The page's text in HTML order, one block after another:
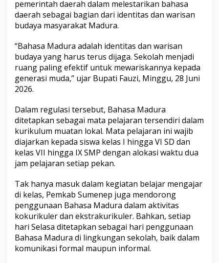
a
h
pemerintah daerah dalam melestarikan bahasa
daerah sebagai bagian dari identitas dan warisan
budaya masyarakat Madura.
“Bahasa Madura adalah identitas dan warisan
budaya yang harus terus dijaga. Sekolah menjadi
ruang paling efektif untuk mewariskannya kepada
generasi muda,” ujar Bupati Fauzi, Minggu, 28 Juni
2026.
Dalam regulasi tersebut, Bahasa Madura
ditetapkan sebagai mata pelajaran tersendiri dalam
kurikulum muatan lokal. Mata pelajaran ini wajib
diajarkan kepada siswa kelas I hingga VI SD dan
kelas VII hingga IX SMP dengan alokasi waktu dua
jam pelajaran setiap pekan.
Tak hanya masuk dalam kegiatan belajar mengajar
di kelas, Pemkab Sumenep juga mendorong
penggunaan Bahasa Madura dalam aktivitas
kokurikuler dan ekstrakurikuler. Bahkan, setiap
hari Selasa ditetapkan sebagai hari penggunaan
Bahasa Madura di lingkungan sekolah, baik dalam
komunikasi formal maupun informal.